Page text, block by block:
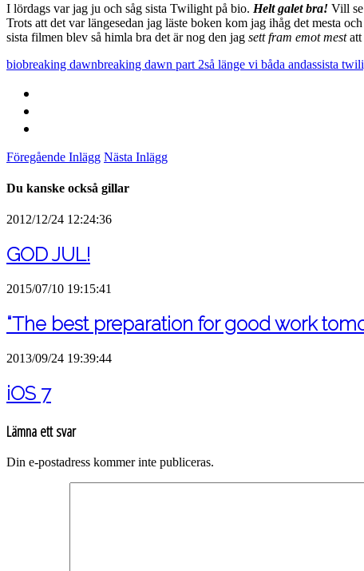
I lördags var jag ju och såg sista Twilight på bio. Helt galet bra! Vill
Trots att det var längesedan jag läste boken kom jag ihåg det mesta
sista filmen blev så himla bra det är nog den jag sett fram emot mestatt
biobreaking dawnbreaking dawn part 2så länge vi båda andassista
Föregående Inlägg Nästa Inlägg
Du kanske också gillar
2012/12/24 12:24:36
GOD JUL!
2015/07/10 19:15:41
“The best preparation for good work
2013/09/24 19:39:44
iOS 7
Lämna ett svar
Din e-postadress kommer inte publiceras.